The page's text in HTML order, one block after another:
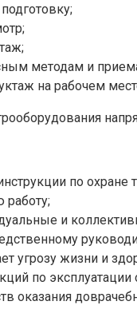
методам и
на рабочем
по охране
работу;
и
угрозу жизни и
по эксплуатации
оказания